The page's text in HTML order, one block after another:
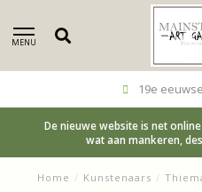
MENU
19e
De nieuwe website is net
wat aan mankeren,
Home / Kunstenaars /